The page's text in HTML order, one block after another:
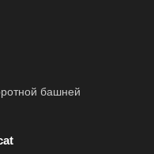
башней